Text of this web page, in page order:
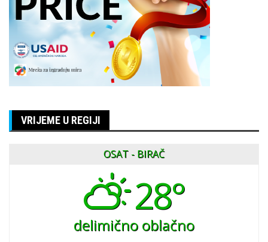
VRIJEME U REGIJI
OSAT - BIRAČ
28°
delimično oblačno